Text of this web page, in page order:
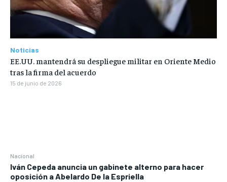
Nacional
Iván Cepeda anuncia un gabinete alterno para hacer
oposición a Abelardo De la Espriella
Noticias
EE.UU. mantendrá su despliegue militar en Oriente Medio
tras la firma del acuerdo
15 de junio de 2026